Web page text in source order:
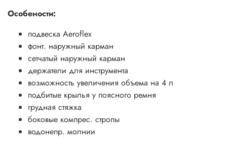
Особености:
подвеска Aeroflex
фонт. наружный карман
сетчатый наружный карман
держатели для инструмента
возможность увеличения объема на 4 л
подбитые крылья у поясного ремня
грудная стяжка
боковые компрес. стропы
водонепр. молнии